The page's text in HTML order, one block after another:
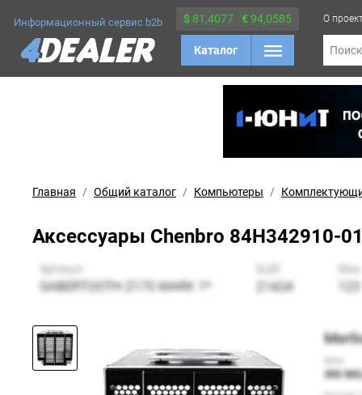
Информационный сервис b2b $ 81,4077 €94,0585
Каталог
О
Поиск
Главная Общий каталог Компьютеры
Аксессуары Chenbro 84H342910-